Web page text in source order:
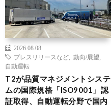
2026.08.08
プレスリリースなど
動向/展望
自動運転
T2が品質マネジメントシステ
ムの国際規格「ISO9001」認
証取得、自動運転分野で国内